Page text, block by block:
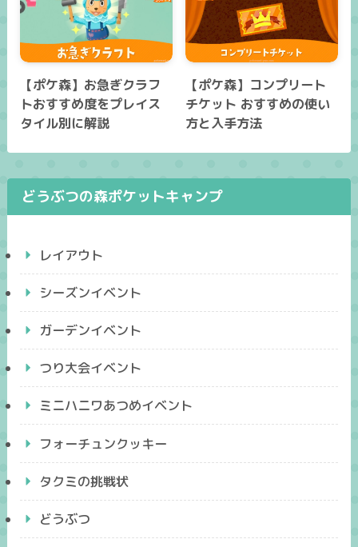
【ポケ森】お急ぎクラフ
トおすすめ度をプレイス
タイル別に解説
【ポケ森】コンプリート
チケット おすすめの使い
方と入手方法
どうぶつの森ポケットキャンプ
レイアウト
シーズンイベント
ガーデンイベント
つり大会イベント
ミニハニワあつめイベント
フォーチュンクッキー
タクミの挑戦状
どうぶつ